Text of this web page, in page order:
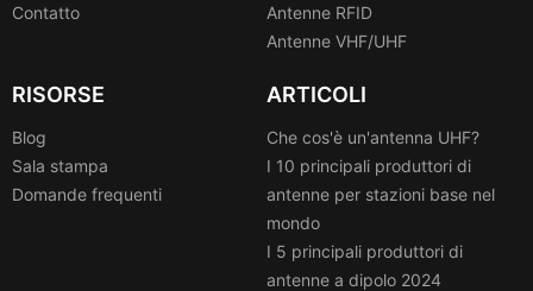
Contatto
Antenne RFID
Antenne VHF/UHF
RISORSE
Blog
Sala stampa
Domande frequenti
ARTICOLI
Che cos'è un'antenna UHF?
I 10 principali produttori di
antenne per stazioni base nel
mondo
I 5 principali produttori di
antenne a dipolo 2024